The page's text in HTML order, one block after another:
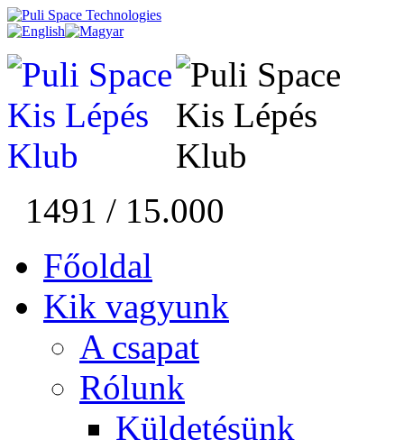
1491 / 15.000
Főoldal
Kik vagyunk
A csapat
Rólunk
Küldetésünk